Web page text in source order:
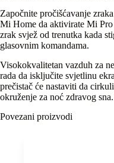
Započnite pročišćavanje
Mi Home da aktivirate Mi
zrak svjež od trenutka kada
glasovnim komandama.
Visokokvalitetan vazduh za
rada da isključite svjetlinu
prečistač će nastaviti da
okruženje za noć zdravog sna.
Povezani proizvodi